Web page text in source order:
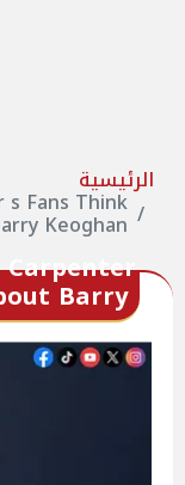
الرئيسية
s Fans Think
Keoghan
Barry